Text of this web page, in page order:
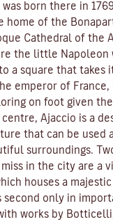
was born there in
home of the
Cathedral of the
the little Napoleon
a square that takes
emperor of France,
on foot given
Ajaccio is a
that can be used
surroundings.
in the city are a
houses a
second only in
works by